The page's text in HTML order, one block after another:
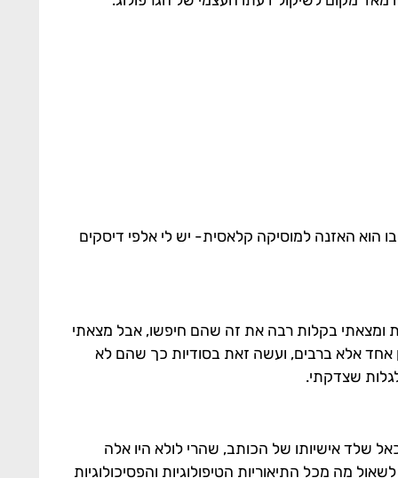
הוא האזנה למוסיקה קלאסית- יש לי אלפי דיסקים
ומצאתי בקלות רבה את זה שהם חיפשו, אבל מצאתי
אחד אלא ברבים, ועשה זאת בסודיות כך שהם לא
שצדקתי.
שלד אישיותו של הכותב, שהרי לולא היו אלה
מה מכל התיאוריות הטיפולוגיות והפסיכולוגיות